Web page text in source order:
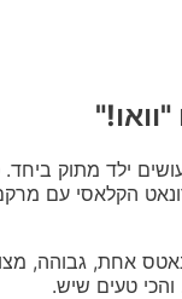
ילד מתוק
הקלאסי עם מרקם
אחת, גבוהה,
טעים שיש.